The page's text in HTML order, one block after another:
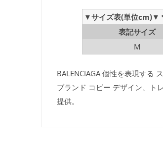
▼サイズ表(単位cm)▼
表記サイズ
M
BALENCIAGA 個性を表現する
ブランド コピー デザイン、ト
提供。